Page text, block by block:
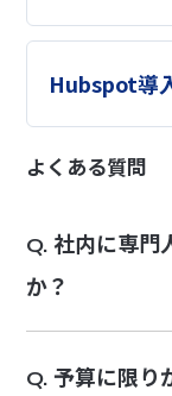
Hubspot導
よくある質問
Q. 社内に専門
か？
Q. 予算に限り